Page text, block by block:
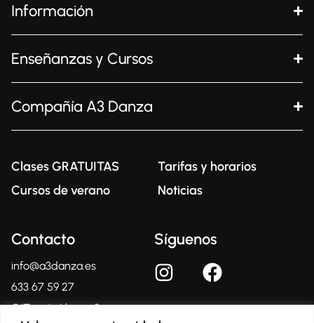
Información
Enseñanzas y Cursos
Compañía A3 Danza
Clases GRATUITAS
Cursos de verano
Tarifas y horarios
Noticias
Contacto
info@a3danza.es
633 67 59 27
C/Tomás Llacer, 2
Síguenos